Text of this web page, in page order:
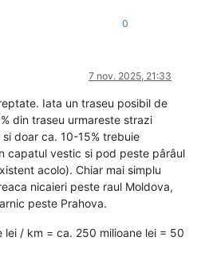
0
7 nov. 2025, 21:33
Iata un traseu posibil de
din traseu urmareste strazi
doar ca. 10-15% trebuie
capatul vestic si pod peste pârâul
acolo). Chiar mai simplu
nicaieri peste raul Moldova,
peste Prahova.
/ km = ca. 250 milioane lei = 50